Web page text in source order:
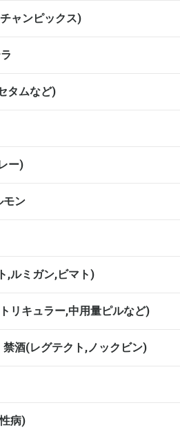
ャンピックス)
タムなど)
ー)
モン
,ルミガン,ビマト)
リキュラー,中用量ピルなど)
酒(レグテクト,ノックビン)
病)